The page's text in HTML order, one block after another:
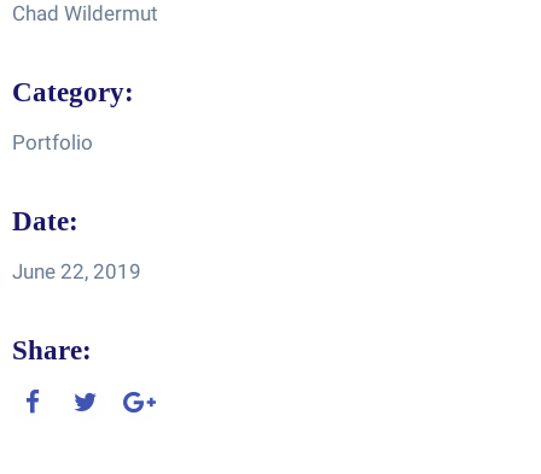
Chad Wildermut
Category:
Portfolio
Date:
June 22, 2019
Share: